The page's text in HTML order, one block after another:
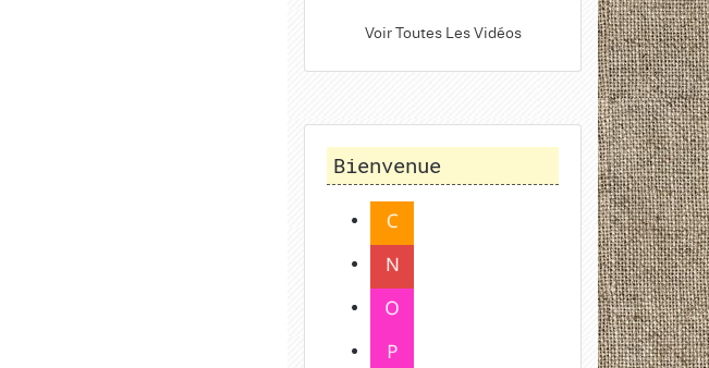
Voir Toutes Les Vidéos
Bienvenue